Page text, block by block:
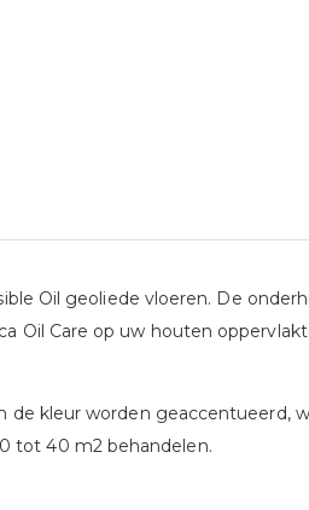
Oil geoliede vloeren. De
Oil Care op uw houten
de kleur worden geaccentueerd,
tot 40 m2 behandelen.